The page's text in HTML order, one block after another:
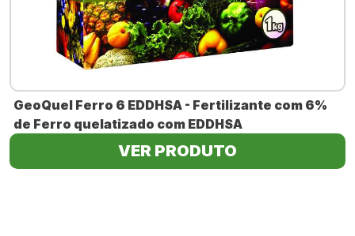
GeoQuel Ferro 6 EDDHSA - Fertilizante com 6%
de Ferro quelatizado com EDDHSA
VER PRODUTO